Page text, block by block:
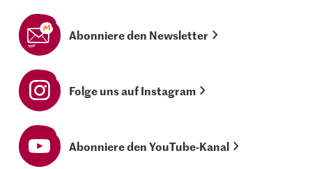
Abonniere den Newsletter
Folge uns auf Instagram
Abonniere den YouTube-Kanal